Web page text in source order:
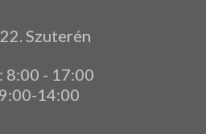
Szuterén
- 17:00
:00-14:00